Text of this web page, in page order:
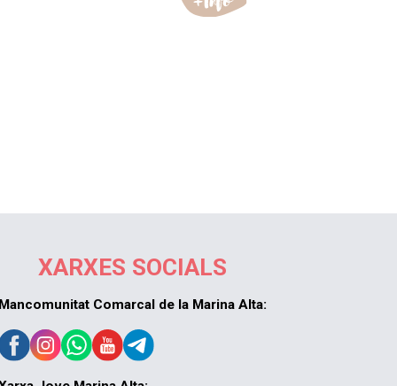
XARXES SOCIALS
Mancomunitat Comarcal de la Marina Alta: